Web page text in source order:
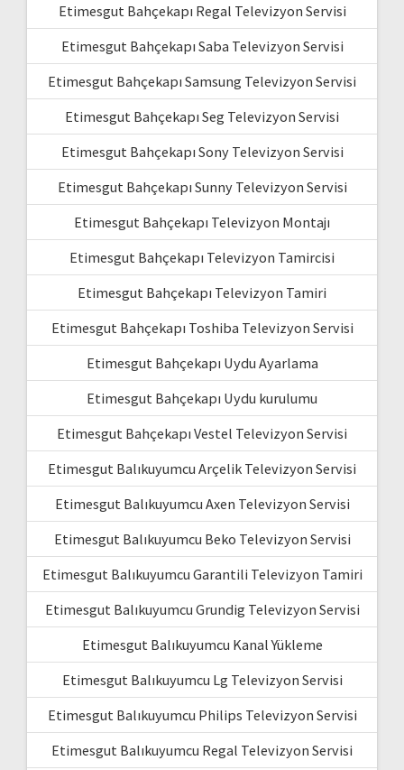
Etimesgut Bahçekapı Regal Televizyon Servisi
Etimesgut Bahçekapı Saba Televizyon Servisi
Etimesgut Bahçekapı Samsung Televizyon Servisi
Etimesgut Bahçekapı Seg Televizyon Servisi
Etimesgut Bahçekapı Sony Televizyon Servisi
Etimesgut Bahçekapı Sunny Televizyon Servisi
Etimesgut Bahçekapı Televizyon Montajı
Etimesgut Bahçekapı Televizyon Tamircisi
Etimesgut Bahçekapı Televizyon Tamiri
Etimesgut Bahçekapı Toshiba Televizyon Servisi
Etimesgut Bahçekapı Uydu Ayarlama
Etimesgut Bahçekapı Uydu kurulumu
Etimesgut Bahçekapı Vestel Televizyon Servisi
Etimesgut Balıkuyumcu Arçelik Televizyon Servisi
Etimesgut Balıkuyumcu Axen Televizyon Servisi
Etimesgut Balıkuyumcu Beko Televizyon Servisi
Etimesgut Balıkuyumcu Garantili Televizyon Tamiri
Etimesgut Balıkuyumcu Grundig Televizyon Servisi
Etimesgut Balıkuyumcu Kanal Yükleme
Etimesgut Balıkuyumcu Lg Televizyon Servisi
Etimesgut Balıkuyumcu Philips Televizyon Servisi
Etimesgut Balıkuyumcu Regal Televizyon Servisi